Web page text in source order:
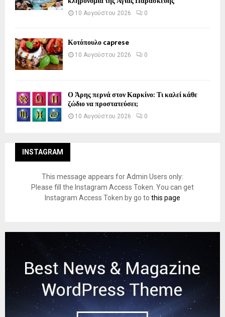
10 Αυγούστου 2026 0
Κοτόπουλο caprese
10 Αυγούστου 2026 0
Ο Άρης περνά στον Καρκίνο: Τι καλεί κάθε
ζώδιο να προστατεύσει;
10 Αυγούστου 2026 0
INSTAGRAM
This message appears for Admin Users only:
Please fill the Instagram Access Token. You can get
Instagram Access Token by go to this page